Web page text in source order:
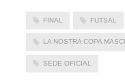
FINAL FUTSAL
LA NOSTRA COPA
SEDE OFICIAL